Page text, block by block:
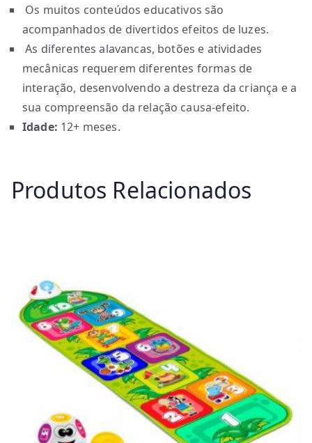
Os muitos conteúdos educativos são
acompanhados de divertidos efeitos de luzes.
As diferentes alavancas, botões e atividades
mecânicas requerem diferentes formas de
interação, desenvolvendo a destreza da criança e a
sua compreensão da relação causa-efeito.
Idade: 12+ meses.
Produtos Relacionados